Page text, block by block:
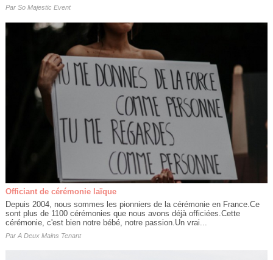
Par So Majestic Event
Officiant de cérémonie laïque
Depuis 2004, nous sommes les pionniers de la cérémonie en France.Ce
sont plus de 1100 cérémonies que nous avons déjà officiées.Cette
cérémonie, c'est bien notre bébé, notre passion.Un vrai...
Par A Deux Mains Tenant